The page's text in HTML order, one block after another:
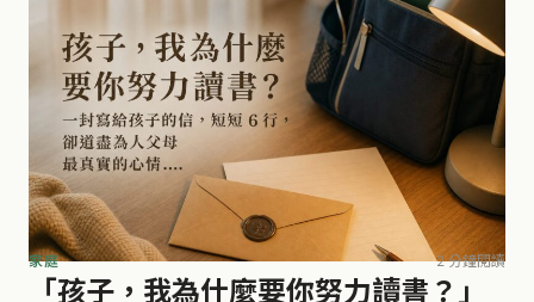
家庭 2 分鐘閱讀
「孩子，我為什麼要你努力讀書？」